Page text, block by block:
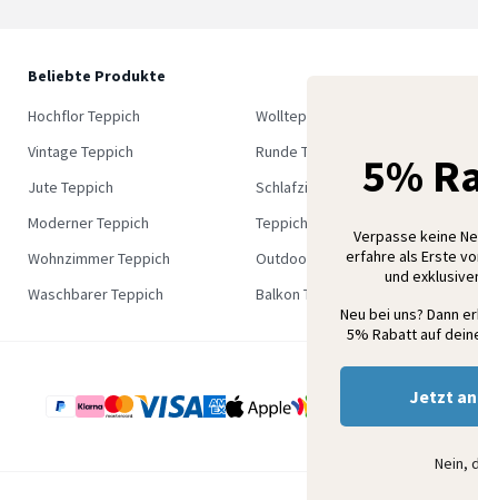
Beliebte Produkte
Hochflor Teppich
Wollteppich
Vintage Teppich
Runde Teppich
Jute Teppich
Schlafzimmer Teppich
Moderner Teppich
Teppich Outlet
Wohnzimmer Teppich
Outdoor Teppich
Waschbarer Teppich
Balkon Teppich
5%
Verpasse keine
erfahre als Erste
und
Neu bei uns? Dann
5% Rabatt auf
Jetzt
Nein,